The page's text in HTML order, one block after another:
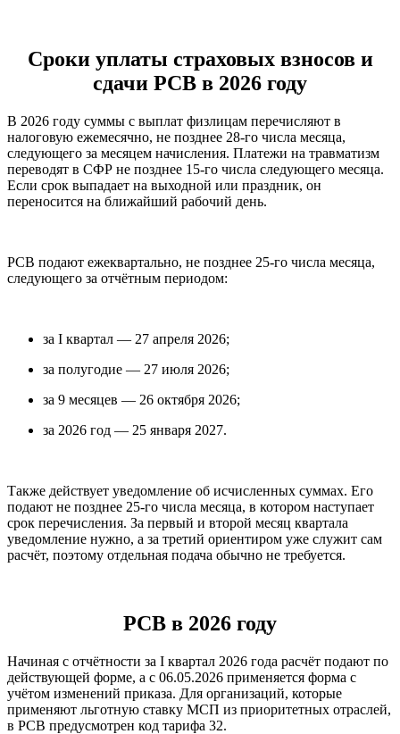
Сроки уплаты страховых взносов и
сдачи РСВ в 2026 году
В 2026 году суммы с выплат физлицам перечисляют в
налоговую ежемесячно, не позднее 28-го числа месяца,
следующего за месяцем начисления. Платежи на травматизм
переводят в СФР не позднее 15-го числа следующего месяца.
Если срок выпадает на выходной или праздник, он
переносится на ближайший рабочий день.
РСВ подают ежеквартально, не позднее 25-го числа месяца,
следующего за отчётным периодом:
за I квартал — 27 апреля 2026;
за полугодие — 27 июля 2026;
за 9 месяцев — 26 октября 2026;
за 2026 год — 25 января 2027.
Также действует уведомление об исчисленных суммах. Его
подают не позднее 25-го числа месяца, в котором наступает
срок перечисления. За первый и второй месяц квартала
уведомление нужно, а за третий ориентиром уже служит сам
расчёт, поэтому отдельная подача обычно не требуется.
РСВ в 2026 году
Начиная с отчётности за I квартал 2026 года расчёт подают по
действующей форме, а с 06.05.2026 применяется форма с
учётом изменений приказа. Для организаций, которые
применяют льготную ставку МСП из приоритетных отраслей,
в РСВ предусмотрен код тарифа 32.